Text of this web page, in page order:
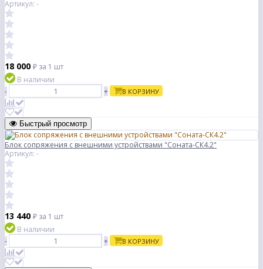
Артикул: -
18 000 ₽ за 1 шт
В наличии
-
+ В КОРЗИНУ
Быстрый просмотр
Блок сопряжения с внешними устройствами "Соната-СК4.2"
Артикул: -
13 440 ₽ за 1 шт
В наличии
-
+ В КОРЗИНУ